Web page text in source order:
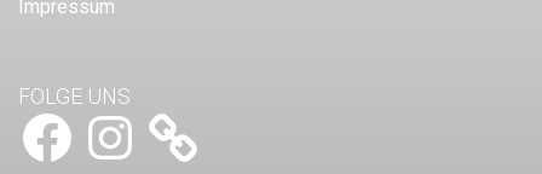
Impressum
FOLGE UNS
FacebookInstagram